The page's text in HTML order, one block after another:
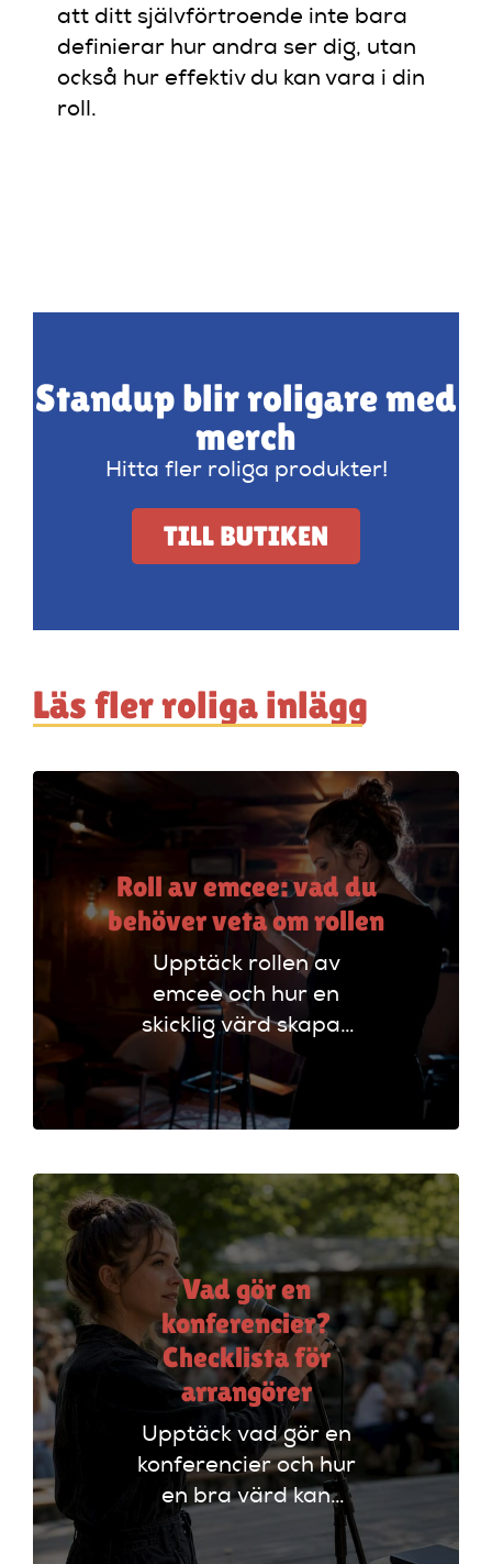
att ditt självförtroende inte bara
definierar hur andra ser dig, utan
också hur effektiv du kan vara i din
roll.
Standup blir roligare med
merch
Hitta fler roliga produkter!
TILL BUTIKEN
Läs fler roliga inlägg
Roll av emcee: vad du
behöver veta om rollen
Upptäck rollen av
emcee och hur en
skicklig värd skapar
oförglömliga
evenemang genom
att styra
engagera publiken.
Vad gör en
konferencier?
Checklista för
arrangörer
Upptäck vad gör en
konferencier och hur
en bra värd kan
lyfta ditt event. Följ
vår checklista för